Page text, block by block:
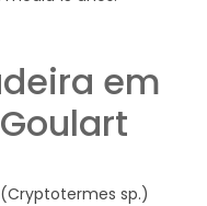
em
sp.)